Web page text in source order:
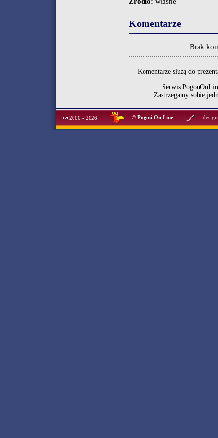
Komentarze
Brak
Komentarze służą do
Serwis
Zastrzegamy sobie
2000 - 2026 © Pogoń On-Line